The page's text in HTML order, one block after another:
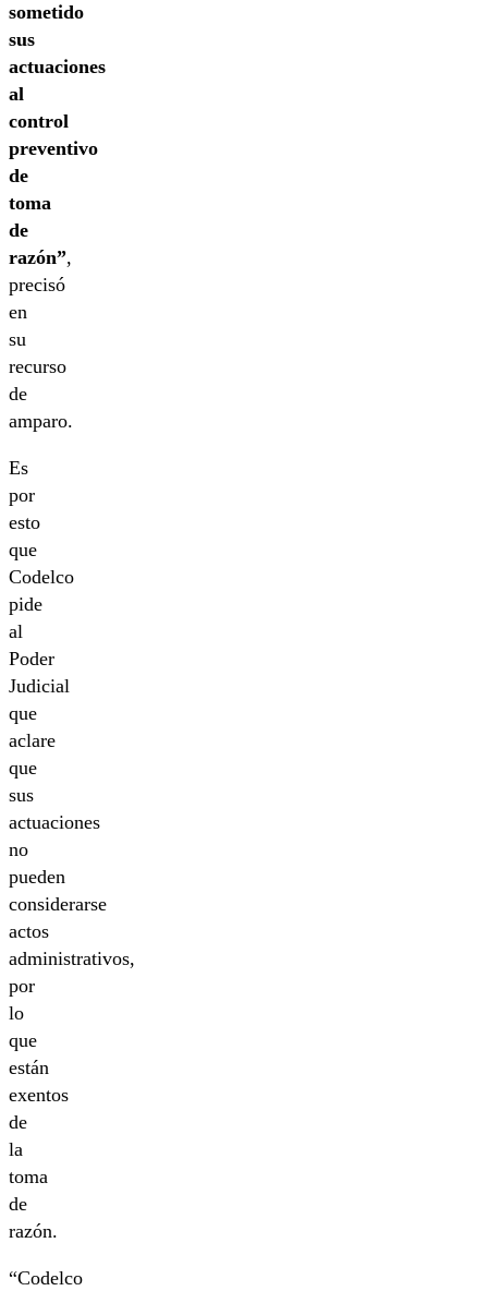
sometido
sus
actuaciones
al
control
preventivo
de
toma
de
razón”,
precisó
en
su
recurso
de
amparo.
Es
por
esto
que
Codelco
pide
al
Poder
Judicial
que
aclare
que
sus
actuaciones
no
pueden
considerarse
actos
administrativos,
por
lo
que
están
exentos
de
la
toma
de
razón.
“Codelco